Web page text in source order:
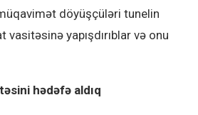
döyüşçüləri tunelin
yapışdırıblar və onu
hədəfə aldıq